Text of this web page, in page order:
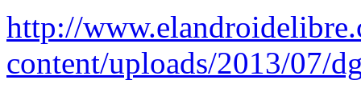
http://
content/uploads/2013/07/